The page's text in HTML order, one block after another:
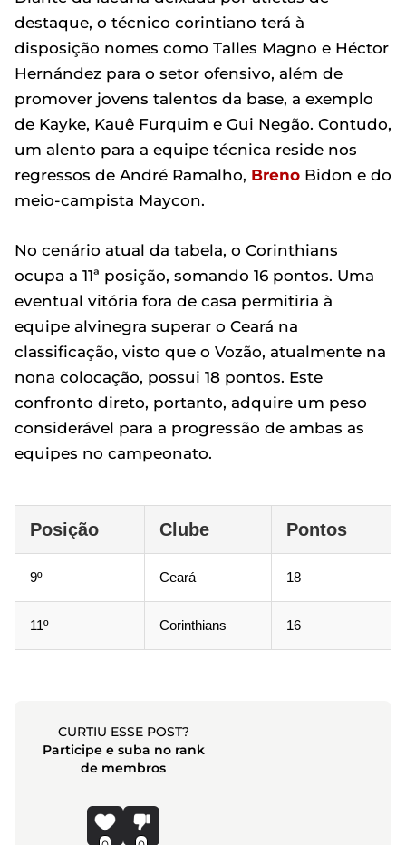
destaque, o técnico corintiano terá à
disposição nomes como Talles Magno e Héctor
Hernández para o setor ofensivo, além de
promover jovens talentos da base, a exemplo
de Kayke, Kauê Furquim e Gui Negão. Contudo,
um alento para a equipe técnica reside nos
regressos de André Ramalho, Breno Bidon e do
meio-campista Maycon.
No cenário atual da tabela, o Corinthians
ocupa a 11ª posição, somando 16 pontos. Uma
eventual vitória fora de casa permitiria à
equipe alvinegra superar o Ceará na
classificação, visto que o Vozão, atualmente na
nona colocação, possui 18 pontos. Este
confronto direto, portanto, adquire um peso
considerável para a progressão de ambas as
equipes no campeonato.
Posição Clube Pontos
9º Ceará 18
11º Corinthians 16
CURTIU ESSE POST?
Participe e suba no rank
de membros